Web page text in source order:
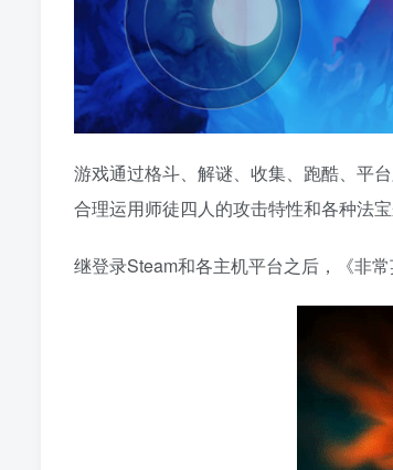
游戏通过格斗、解谜、收集、跑酷、平
合理运用师徒四人的攻击特性和各种法
继登录Steam和各主机平台之后，《非